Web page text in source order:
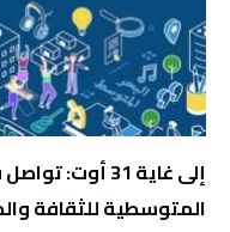
إلى غاية 31
المتوسطية للثقافة